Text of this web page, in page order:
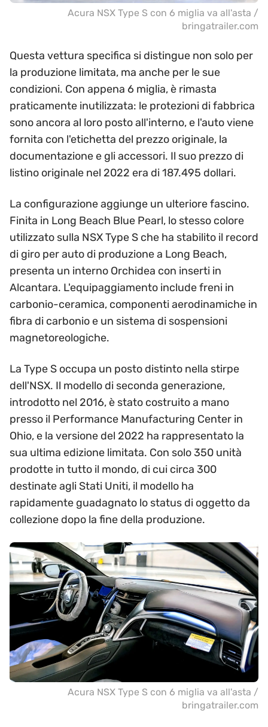
Acura NSX Type S con 6 miglia va all'asta /
bringatrailer.com
Questa vettura specifica si distingue non solo per
la produzione limitata, ma anche per le sue
condizioni. Con appena 6 miglia, è rimasta
praticamente inutilizzata: le protezioni di fabbrica
sono ancora al loro posto all'interno, e l'auto viene
fornita con l'etichetta del prezzo originale, la
documentazione e gli accessori. Il suo prezzo di
listino originale nel 2022 era di 187.495 dollari.
La configurazione aggiunge un ulteriore fascino.
Finita in Long Beach Blue Pearl, lo stesso colore
utilizzato sulla NSX Type S che ha stabilito il record
di giro per auto di produzione a Long Beach,
presenta un interno Orchidea con inserti in
Alcantara. L'equipaggiamento include freni in
carbonio-ceramica, componenti aerodinamiche in
fibra di carbonio e un sistema di sospensioni
magnetoreologiche.
La Type S occupa un posto distinto nella stirpe
dell'NSX. Il modello di seconda generazione,
introdotto nel 2016, è stato costruito a mano
presso il Performance Manufacturing Center in
Ohio, e la versione del 2022 ha rappresentato la
sua ultima edizione limitata. Con solo 350 unità
prodotte in tutto il mondo, di cui circa 300
destinate agli Stati Uniti, il modello ha
rapidamente guadagnato lo status di oggetto da
collezione dopo la fine della produzione.
Acura NSX Type S con 6 miglia va all'asta /
bringatrailer.com